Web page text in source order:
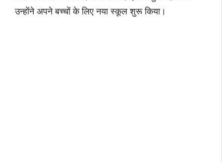
उन्होंने अपने बच्चों के लिए नया स्कूल शुरू किया।